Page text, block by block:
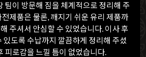
팀이 방문해 짐을 체계적으로 정리해 주
제품은 물론, 깨지기 쉬운 유리 제품까
주셔서 안심할 수 있었습니다. 이사 후
있도록 수납까지 깔끔하게 정리해 주셨
피로감을 느낄 틈이 없었습니다.